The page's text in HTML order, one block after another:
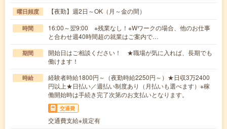
曜日頻度 【夜勤】週2日～OK（月～金の間）
時間
16:00～翌9:00 ※残業なし！※Wワークの場合、他のお仕事
と合わせ週40時間超の就業はご案内で…
期間
開始日はご相談ください！ ★職場が気に入れば、長期でも
働けます！
時給
経験者時給1800円～（夜勤時給2250円～）★日収3万2400
円以上★日払い／週払い制度あり（月払いも選べます）※稼
働開始時は手続き完了次第のお支払いとなります。
交通費
交通費支給※規定有